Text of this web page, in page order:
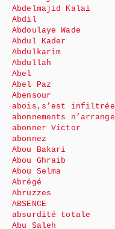
Abdelmajid Kalai
Abdil
Abdoulaye Wade
Abdul Kader
Abdulkarim
Abdullah
Abel
Abel Paz
Abensour
abois,s’est infiltrée
abonnements n’arrange
abonner Victor
abonnez
Abou Bakari
Abou Ghraib
Abou Selma
Abrégé
Abruzzes
ABSENCE
absurdité totale
Abu Saleh